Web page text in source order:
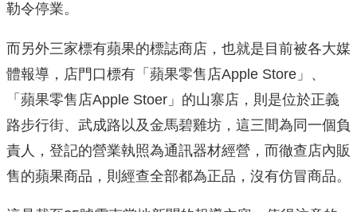
勒令停業。
而另外三家標有蘋果的標誌商店，也就是目前被各大媒
體報導，店門口標有「蘋果零售店Apple Store」、
「蘋果零售店Apple Stoer」的山寨店，則是位於正義
路步行街、武成路以及金馬碧雞坊，這三間為同一個負
責人，登記的營業執照為通訊器材經營，而徹查店內販
售的蘋果商品，則經查全部都為正品，沒有仿冒商品。